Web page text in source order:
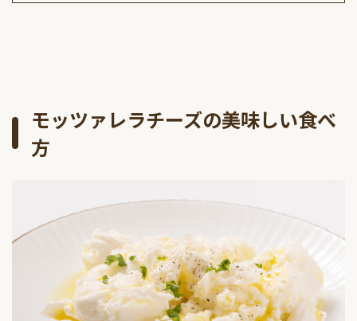
モッツァレラチーズの美味しい食べ
方